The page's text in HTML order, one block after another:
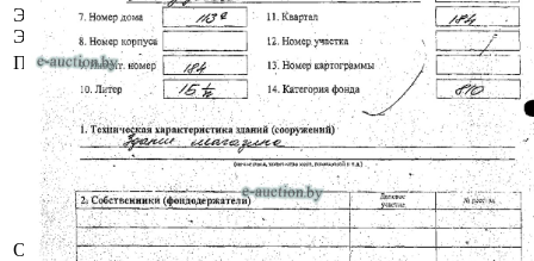
Этажность сооружения /
Этаж
1 / 1
Площадь общая (кв.м.)
200.2
Описание
Сведения о капитальном строении:
Наименование: магазин
Назначение: Здание
специализированное иного
назначения
Составные части и
принадлежности: Три пристройки,
тамбур, навес